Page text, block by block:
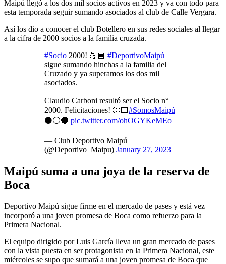
Maipú llegó a los dos mil socios activos en 2023 y va con todo para
esta temporada seguir sumando asociados al club de Calle Vergara.
Así los dio a conocer el club Botellero en sus redes sociales al llegar
a la cifra de 2000 socios a la familia cruzada.
#Socio 2000! 💪🏼 #DeportivoMaipú
sigue sumando hinchas a la familia del
Cruzado y ya superamos los dos mil
asociados.
Claudio Carboni resultó ser el Socio n°
2000. Felicitaciones! 👏🏻#SomosMaipú
⚫⚪🔴 pic.twitter.com/ohOGYKeMEo
— Club Deportivo Maipú
(@Deportivo_Maipu) January 27, 2023
Maipú suma a una joya de la reserva de
Boca
Deportivo Maipú sigue firme en el mercado de pases y está vez
incorporó a una joven promesa de Boca como refuerzo para la
Primera Nacional.
El equipo dirigido por Luis García lleva un gran mercado de pases
con la vista puesta en ser protagonista en la Primera Nacional, este
miércoles se supo que sumará a una joven promesa de Boca que